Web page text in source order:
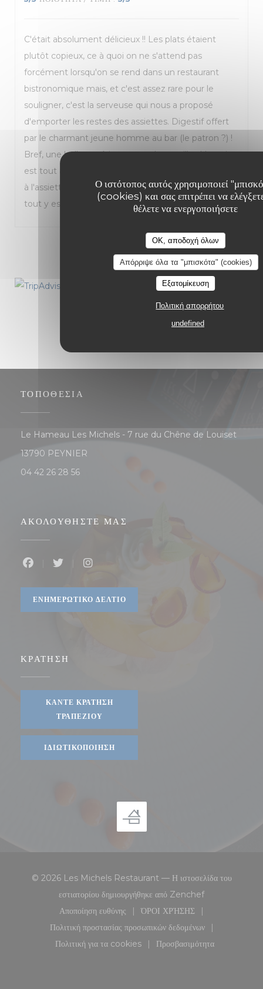
Ο ιστότοπος αυτός χρησιμοποιεί
(cookies) και σας επιτρέπει να
θέλετε να ενεργοποιήσετε
OK, αποδοχή όλων
Απόρριψε όλα τα "μπισκότα" (cookies)
Εξατομίκευση
Πολιτική απορρήτου
undefined
C'était absolument délicieux !! Les plats étaient
plutôt copieux, ce à quoi on ne s'attend pas
forcément lorsqu'on se rend dans un restaurant
bistronomique mais, et c'est assez rare pour le
souligner, c'est la serveuse qui nous a proposé
d'emporter les restes des assiettes. Digestif offert
par le charmant jeune homme au bar (le patron ?) !
Bref, une belle expérience pour les papilles ! Le prix
est tout à fait justifié et la qualité au rdv de l'accueil
à l'assiette en passant par le service et les sourires,
tout y est 😊 !
3
ΤΟΠΟΘΕΣΊΑ
Le Hameau Les Michels - 7 rue du Chêne de Louiset
13790 PEYNIER
04 42 26 28 56
ΑΚΟΛΟΥΘΉΣΤΕ ΜΑΣ
ΕΝΗΜΕΡΩΤΙΚΌ ΔΕΛΤΊΟ
ΚΡΆΤΗΣΗ
ΚΆΝΤΕ ΚΡΆΤΗΣΗ
ΤΡΑΠΕΖΙΟΎ
ΙΔΙΩΤΙΚΟΠΟΊΗΣΗ
© 2026 Les Michels Restaurant — Η ιστοσελίδα του
εστιατορίου δημιουργήθηκε από Zenchef((ανοίγει σε νέο
Αποποίηση ευθύνης
((ανοίγει σε νέο παράθυρο))
ΌΡΟΙ ΧΡΉΣΗΣ
((ανοίγει σε νέο
Πολιτική προστασίας προσωπικών δεδομένων
((ανοίγει σε νέο παράθυρο))
Πολιτική για τα cookies
((ανοίγει σε νέο παράθυρο))
Προσβασιμότητα
((ανοίγει σε νέο